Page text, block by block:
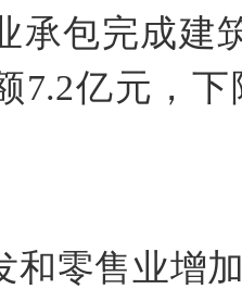
承包完成建
7.2亿元，下
售业增加